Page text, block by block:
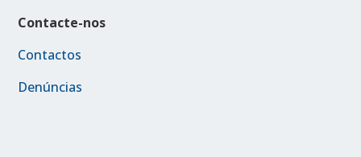
Contacte-nos
Contactos
Denúncias